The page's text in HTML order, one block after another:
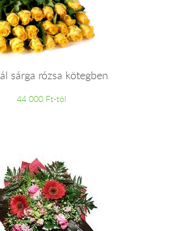
sárga rózsa kötegben
44 000 Ft-tól